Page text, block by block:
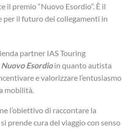
il premio “Nuovo Esordio”. È il
per il futuro dei collegamenti in
partner IAS Touring
Esordioin quanto autista
e valorizzare l’entusiasmo
mobilità.
l’obiettivo di raccontare la
prende cura del viaggio con senso